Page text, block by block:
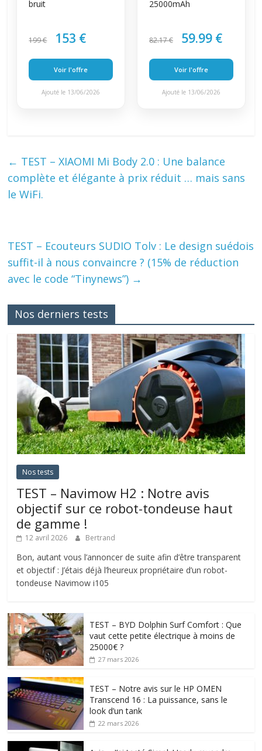
bruit
199 € 153 €
Voir l'offre
Ajouté le 13/06/2026
25000mAh
82.17 € 59.99 €
Voir l'offre
Ajouté le 13/06/2026
← TEST – XIAOMI Mi Body 2.0 : Une balance
complète et élégante à prix réduit … mais sans
le WiFi.
TEST – Ecouteurs SUDIO Tolv : Le design suédois
suffit-il à nous convaincre ? (15% de réduction
avec le code “Tinynews”) →
Nos derniers tests
Nos tests
TEST – Navimow H2 : Notre avis
objectif sur ce robot-tondeuse haut
de gamme !
12 avril 2026 Bertrand
Bon, autant vous l’annoncer de suite afin d’être transparent
et objectif : J’étais déjà l’heureux propriétaire d’un robot-
tondeuse Navimow i105
TEST – BYD Dolphin Surf Comfort : Que
vaut cette petite électrique à moins de
25000€ ?
27 mars 2026
TEST – Notre avis sur le HP OMEN
Transcend 16 : La puissance, sans le
look d’un tank
22 mars 2026